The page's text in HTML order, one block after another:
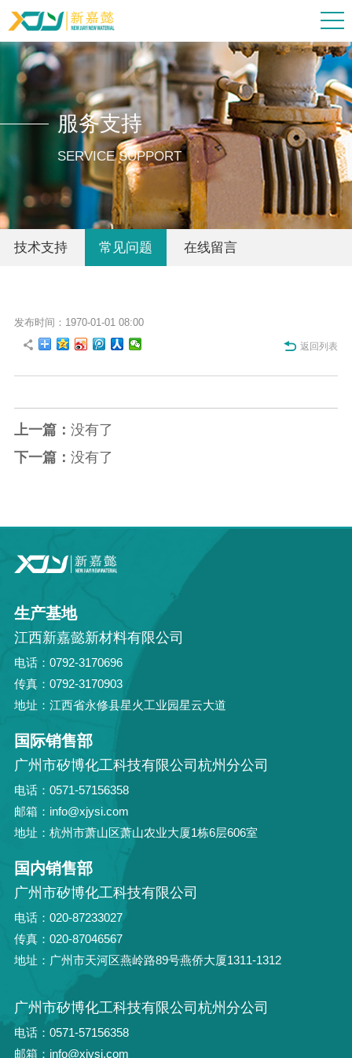
服务支持
SERVICE SUPPORT
技术支持 常见问题 在线留言
发布时间：1970-01-01 08:00
返回列表
上一篇： 没有了
下一篇： 没有了
生产基地
江西新嘉懿新材料有限公司
电话：0792-3170696
传真：0792-3170903
地址：江西省永修县星火工业园星云大道
国际销售部
广州市矽博化工科技有限公司杭州分公司
电话：0571-57156358
邮箱：info@xjysi.com
地址：杭州市萧山区萧山农业大厦1栋6层606室
国内销售部
广州市矽博化工科技有限公司
电话：020-87233027
传真：020-87046567
地址：广州市天河区燕岭路89号燕侨大厦1311-1312
广州市矽博化工科技有限公司杭州分公司
电话：0571-57156358
邮箱：info@xjysi.com